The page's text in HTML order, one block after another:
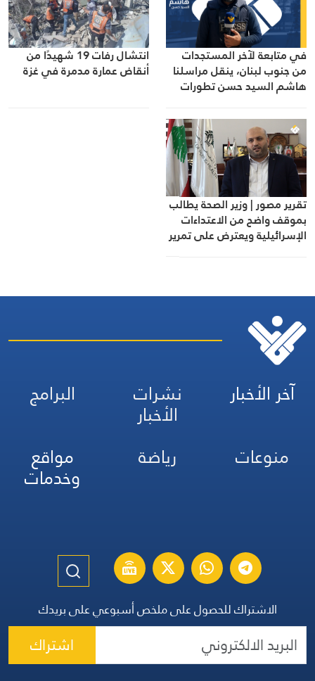
في متابعة لآخر المستجدات
من جنوب لبنان، ينقل مراسلنا
هاشم السيد حسن تطورات
الأوضاع الميدانية
انتشال رفات 19 شهيدًا من
أنقاض عمارة مدمرة في غزة
تقرير مصور | وزير الصحة يطالب
بموقف واضح من الاعتداءات
الإسرائيلية ويعترض على تمرير
آخر الأخبار نشرات
الأخبار
البرامج
منوعات
رياضة مواقع
وخدمات
الاشتراك للحصول على ملخص أسبوعي على بريدك
اشتراك